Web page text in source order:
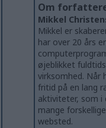
Om
Mikkel
Mikkel er
har over 20 års
øjeblikket
virksomhed. Når
fritid på en lang
aktiviteter, som i
mange
websted.